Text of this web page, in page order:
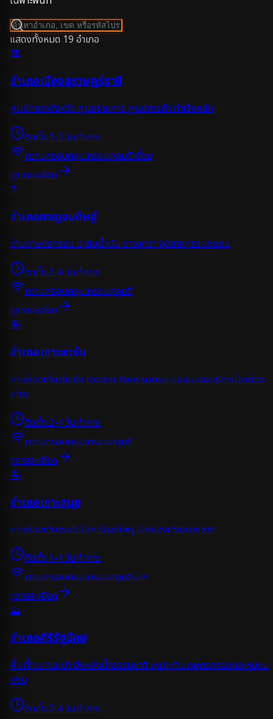
แสดงทั้งหมด 19 อำเภอ
🏛️
อำเภอเมืองสุราษฎร์ธานี
ศูนย์กลางจังหวัด ศูนย์ราชการ ศูนย์การค้า ท่าเรือหลัก
ติดตั้ง:1-3 วันทำการ
ความครอบคลุม:ครอบคลุมดีเยี่ยม
ดูรายละเอียด
🌴
อำเภอกาญจนดิษฐ์
ย่านเกษตรกรรม ปาล์มน้ำมัน ยางพารา อุตสาหกรรมชุมชน
ติดตั้ง:2-4 วันทำการ
ความครอบคลุม:ครอบคลุมดี
ดูรายละเอียด
🏝️
อำเภอเกาะพะงัน
เกาะท่องเที่ยวชื่อดัง หาดสวย กิจกรรมทะเล และชุมชนบริการนักท่อง
เที่ยว
ติดตั้ง:2-4 วันทำการ
ความครอบคลุม:ครอบคลุมดี
ดูรายละเอียด
🏝️
อำเภอเกาะสมุย
เกาะท่องเที่ยวระดับโลก รีสอร์ตหรู นักท่องเที่ยวต่างชาติ
ติดตั้ง:1-4 วันทำการ
ความครอบคลุม:ครอบคลุมดีมาก
ดูรายละเอียด
⛰️
อำเภอคีรีรัฐนิคม
พื้นที่ภูเขาและป่า มีแหล่งน้ำธรรมชาติ เหมาะกับเกษตรกรรมและชุมชน
สงบ
ติดตั้ง:2-4 วันทำการ